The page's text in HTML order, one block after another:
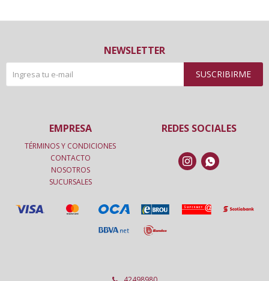
NEWSLETTER
SUSCRIBIRME
REDES SOCIALES
 
EMPRESA
TÉRMINOS Y CONDICIONES
CONTACTO
NOSOTROS
SUCURSALES